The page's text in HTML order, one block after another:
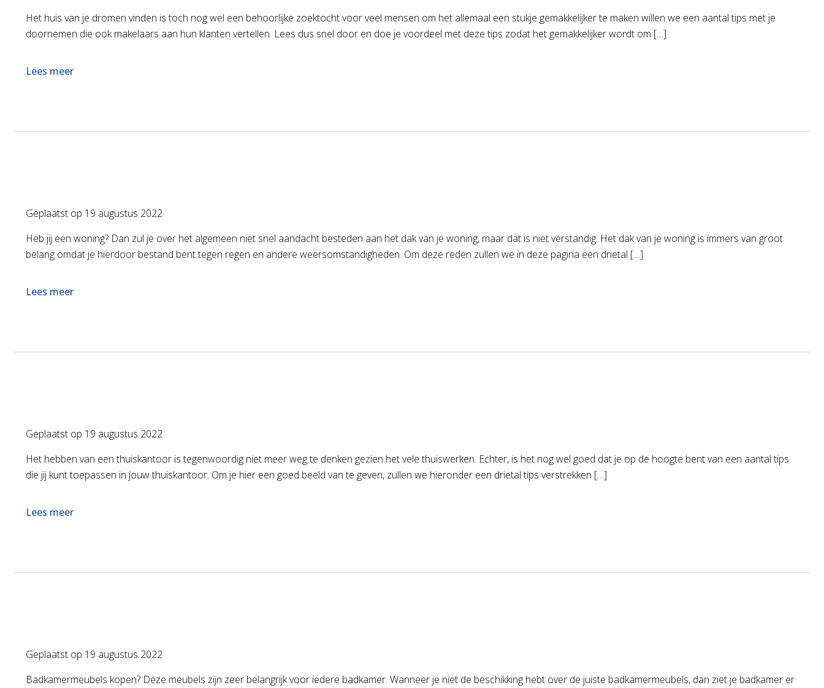
Het huis van je dromen vinden is toch nog wel een behoorlijke zoektocht voor veel mensen om het allemaal een stukje gemakkelijker te maken willen we een aantal tips met je
doornemen die ook makelaars aan hun klanten vertellen. Lees dus snel door en doe je voordeel met deze tips zodat het gemakkelijker wordt om […]
Lees meer
Geplaatst op 19 augustus 2022
Heb jij een woning? Dan zul je over het algemeen niet snel aandacht besteden aan het dak van je woning, maar dat is niet verstandig. Het dak van je woning is immers van groot
belang omdat je hierdoor bestand bent tegen regen en andere weersomstandigheden. Om deze reden zullen we in deze pagina een drietal […]
Lees meer
Geplaatst op 19 augustus 2022
Het hebben van een thuiskantoor is tegenwoordig niet meer weg te denken gezien het vele thuiswerken. Echter, is het nog wel goed dat je op de hoogte bent van een aantal tips
die jij kunt toepassen in jouw thuiskantoor. Om je hier een goed beeld van te geven, zullen we hieronder een drietal tips verstrekken […]
Lees meer
Geplaatst op 19 augustus 2022
Badkamermeubels kopen? Deze meubels zijn zeer belangrijk voor iedere badkamer. Wanneer je niet de beschikking hebt over de juiste badkamermeubels, dan ziet je badkamer er